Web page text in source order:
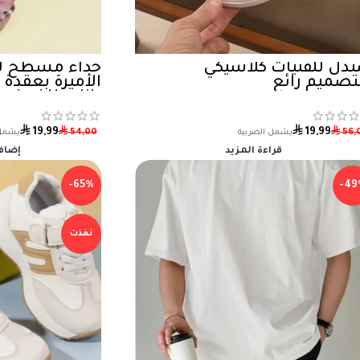
للفتيات كلاسيكي
رائع
⃁
⃁ 19,99
قراءة المزيد
حذاء مسطح
الأميرة
للأطفال
الصغار
⃁54,00
⃁19,99
-
-65%
نفذت